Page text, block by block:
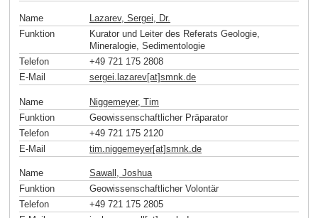
Name
Lazarev, Sergei, Dr.
Funktion
Kurator und Leiter des Referats Geologie,
Mineralogie, Sedimentologie
Telefon
+49 721 175 2808
E-Mail
sergei.lazarev[at]smnk de
Name
Niggemeyer, Tim
Funktion
Geowissenschaftlicher Präparator
Telefon
+49 721 175 2120
E-Mail
tim.niggemeyer[at]smnk de
Name
Sawall, Joshua
Funktion
Geowissenschaftlicher Volontär
Telefon
+49 721 175 2805